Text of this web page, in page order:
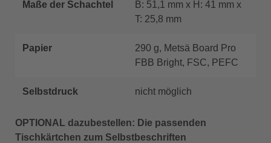
Maße der Schachtel
B: 51,1 mm x H: 41 mm x
T: 25,8 mm
Papier
290 g, Metsä Board Pro
FBB Bright, FSC, PEFC
Selbstdruck nicht möglich
OPTIONAL dazubestellen: Die passenden
Tischkärtchen zum Selbstbeschriften